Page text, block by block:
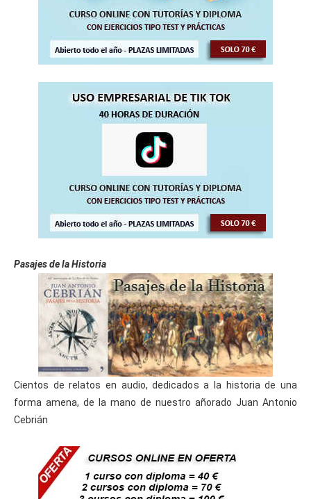
Pasajes de la Historia
Cientos de relatos en audio, dedicados a la historia de una
forma amena, de la mano de nuestro añorado Juan Antonio
Cebrián